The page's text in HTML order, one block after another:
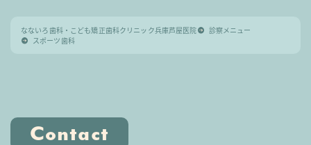
なないろ歯科・こども矯正歯科クリニック兵庫芦屋医院
診察メニュー
スポーツ歯科
Contact